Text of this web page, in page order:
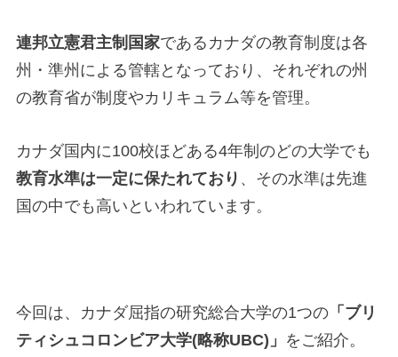
連邦立憲君主制国家であるカナダの教育制度は各
州・準州による管轄となっており、それぞれの州
の教育省が制度やカリキュラム等を管理。
カナダ国内に100校ほどある4年制のどの大学でも
教育水準は一定に保たれており 、その水準は先進
国の中でも高いといわれています。
今回は、カナダ屈指の研究総合大学の1つの 「ブリ
ティシュコロンビア大学(略称UBC)」 をご紹介。